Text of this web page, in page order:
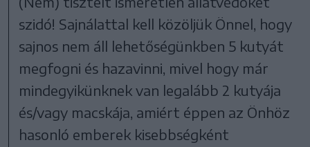
szidó! Sajnálattal kell közöljük Önnel, hogy
sajnos nem áll lehetőségünkben 5 kutyát
megfogni és hazavinni, mivel hogy már
mindegyikünknek van legalább 2 kutyája
és/vagy macskája, amiért éppen az Önhöz
hasonló emberek kisebbségként